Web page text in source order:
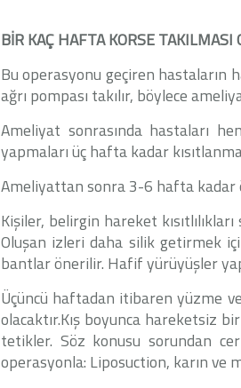
BİR KAÇ HAFTA KORSE TAKILMASI
Bu operasyonu geçiren hastaların
ağrı pompası takılır, böylece
Ameliyat sonrasında hastaları
yapmaları üç hafta kadar
Ameliyattan sonra 3-6 hafta kadar
Kişiler, belirgin hareket
Oluşan izleri daha silik getirmek
bantlar önerilir. Hafif yürüyüşler
Üçüncü haftadan itibaren yüzme
olacaktır.Kış boyunca hareketsiz
tetikler. Söz konusu sorundan
operasyonla: Liposuction, karın ve